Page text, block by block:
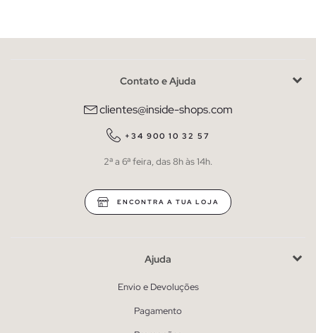
Contato e Ajuda
clientes@inside-shops.com
+34 900 10 32 57
2ª a 6ª feira, das 8h às 14h.
ENCONTRA A TUA LOJA
Ajuda
Envio e Devoluções
Pagamento